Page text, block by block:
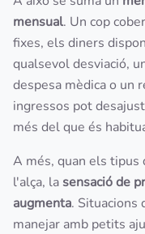
mensual. Un cop
fixes, els diners
qualsevol desviació,
despesa mèdica o un
ingressos pot
més del que és
A més, quan els
l'alça, lasensació de
augmenta. Situacions
manejar amb petits